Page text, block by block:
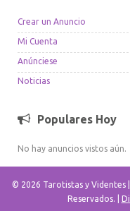
Crear un Anuncio
Mi Cuenta
Anúnciese
Noticias
Populares Hoy
No hay anuncios vistos aún.
© 2026 Tarotistas y Videntes
Reservados. |